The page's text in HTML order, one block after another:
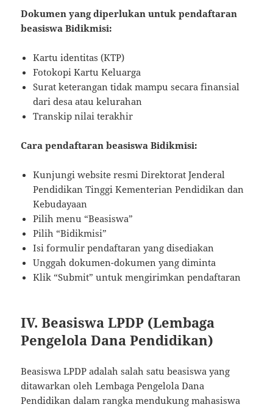
Dokumen yang diperlukan untuk pendaftaran
beasiswa Bidikmisi:
Kartu identitas (KTP)
Fotokopi Kartu Keluarga
Surat keterangan tidak mampu secara finansial
dari desa atau kelurahan
Transkip nilai terakhir
Cara pendaftaran beasiswa Bidikmisi:
Kunjungi website resmi Direktorat Jenderal
Pendidikan Tinggi Kementerian Pendidikan dan
Kebudayaan
Pilih menu “Beasiswa”
Pilih “Bidikmisi”
Isi formulir pendaftaran yang disediakan
Unggah dokumen-dokumen yang diminta
Klik “Submit” untuk mengirimkan pendaftaran
IV. Beasiswa LPDP (Lembaga
Pengelola Dana Pendidikan)
Beasiswa LPDP adalah salah satu beasiswa yang
ditawarkan oleh Lembaga Pengelola Dana
Pendidikan dalam rangka mendukung mahasiswa